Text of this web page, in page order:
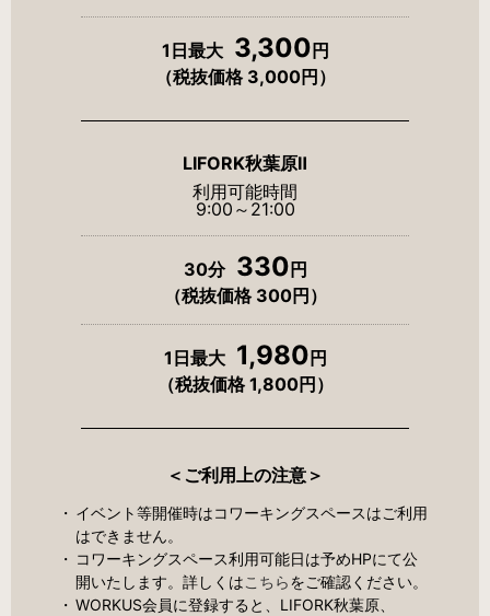
1日最大 3,300円
（税抜価格 3,000円）
LIFORK秋葉原Ⅱ
利用可能時間
9:00～21:00
30分 330円
（税抜価格 300円）
1日最大 1,980円
（税抜価格 1,800円）
＜ご利用上の注意＞
イベント等開催時はコワーキングスペースはご利用
はできません。
コワーキングスペース利用可能日は予めHPにて公
開いたします。詳しくはこちらをご確認ください。
WORKUS会員に登録すると、LIFORK秋葉原、